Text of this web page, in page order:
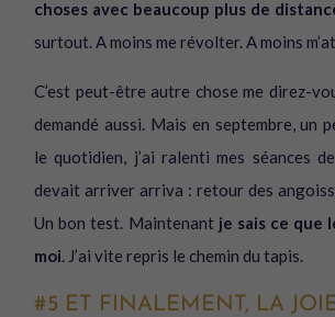
choses avec beaucoup plus de
surtout. A moins me révolter. A moins
C’est peut-être autre chose me direz-
demandé aussi. Mais en septembre, un
le quotidien, j’ai ralenti mes séances
devait arriver arriva : retour des
Un bon test. Maintenant je sais ce que
moi . J’ai vite repris le chemin du tapis.
#5 ET FINALEMENT, LA